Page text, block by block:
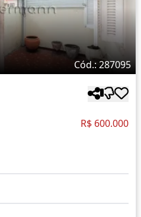
Cód.: 287095
R$ 600.000